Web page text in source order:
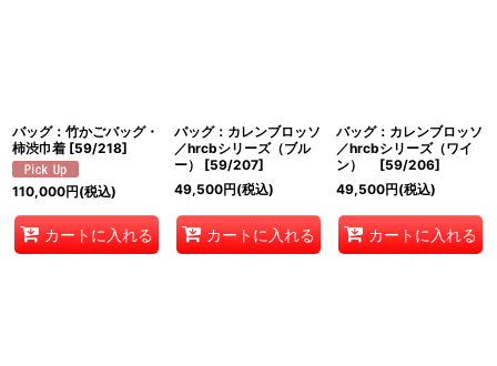
バッグ：竹かごバッグ・
柿渋巾着 [59/218]
110,000円(税込)
カートに入れる
バッグ：カレンブロッソ
／hrcbシリーズ（ブル
ー）
[59/207]
49,500円(税込)
カートに入れる
バッグ：カレンブロッソ
／hrcbシリーズ（ワイ
ン）
[59/206]
49,500円(税込)
カートに入れる